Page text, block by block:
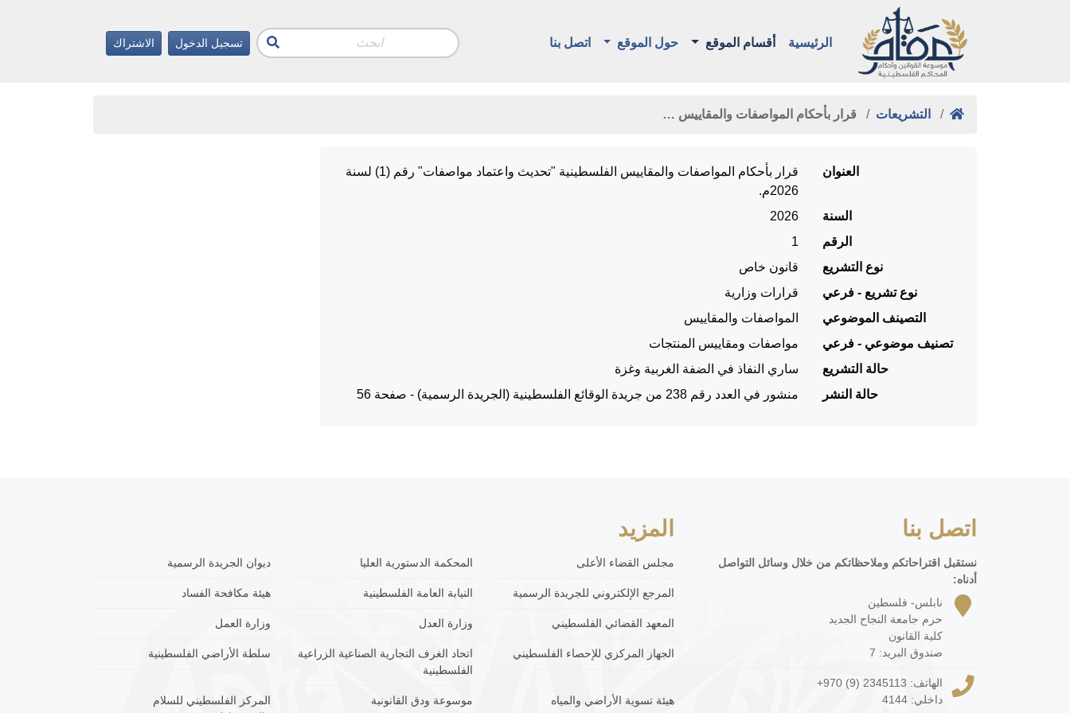
الرئيسية أقسام الموقع حول الموقع اتصل بنا تسجيل الدخول الاشتراك
التشريعات قرار بأحكام المواصفات والمقاييس …
العنوان
قرار بأحكام المواصفات والمقاييس الفلسطينية "تحديث واعتماد مواصفات" رقم (1) لسنة
2026م.
السنة
2026
الرقم
1
نوع التشريع
قانون خاص
نوع تشريع - فرعي
قرارات وزارية
التصينف الموضوعي
المواصفات والمقاييس
تصنيف موضوعي - فرعي
مواصفات ومقاييس المنتجات
حالة التشريع
ساري النفاذ في الضفة الغربية وغزة
حالة النشر
منشور في العدد رقم 238 من جريدة الوقائع الفلسطينية (الجريدة الرسمية) - صفحة 56
اتصل بنا
نستقبل اقتراحاتكم وملاحظاتكم من خلال وسائل التواصل
أدناه:
نابلس- فلسطين
حرم جامعة النجاح الجديد
كلية القانون
صندوق البريد: 7
الهاتف: +970 (9) 2345113
داخلي: 4144
المزيد
مجلس القضاء الأعلى المحكمة الدستورية العليا ديوان الجريدة الرسمية
المرجع الإلكتروني للجريدة الرسمية النيابة العامة الفلسطينية هيئة مكافحة الفساد
المعهد القضائي الفلسطيني وزارة العدل وزارة العمل
الجهاز المركزي للإحصاء الفلسطيني
اتحاد الغرف التجارية الصناعية الزراعية
الفلسطينية
سلطة الأراضي الفلسطينية
هيئة تسوية الأراضي والمياه موسوعة ودق القانونية
المركز الفلسطيني للسلام